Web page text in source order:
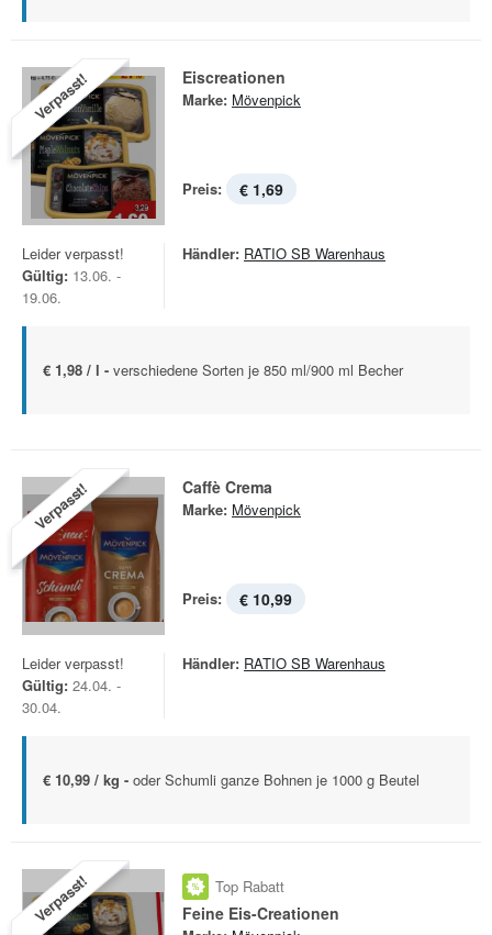
Verpasst! Eiscreationen
Marke: Mövenpick
Preis: € 1,69
Leider verpasst!
Gültig: 13.06. -
19.06.
Händler: RATIO SB Warenhaus
€ 1,98 / l - verschiedene Sorten je 850 ml/900 ml Becher
Verpasst! Caffè Crema
Marke: Mövenpick
Preis: € 10,99
Leider verpasst!
Gültig: 24.04. -
30.04.
Händler: RATIO SB Warenhaus
€ 10,99 / kg - oder Schumli ganze Bohnen je 1000 g Beutel
Verpasst! Top Rabatt
Feine Eis-Creationen